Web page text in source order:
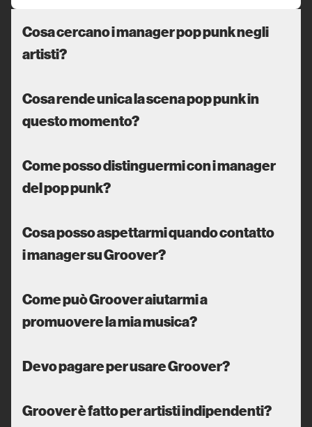
Cosa cercano i manager pop punk negli
artisti?
Cosa rende unica la scena pop punk in
questo momento?
Come posso distinguermi con i manager
del pop punk?
Cosa posso aspettarmi quando contatto
i manager su Groover?
Come può Groover aiutarmi a
promuovere la mia musica?
Devo pagare per usare Groover?
Groover è fatto per artisti indipendenti?